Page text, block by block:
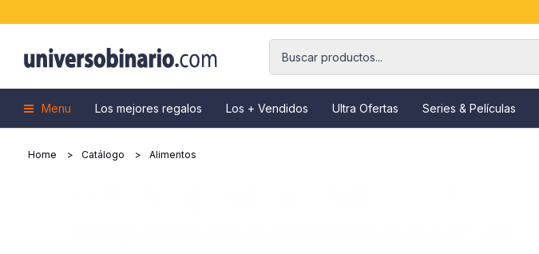
Menu Los mejores regalos Los + Vendidos Ultra Ofertas Series & Películas
Home Catálogo Alimentos